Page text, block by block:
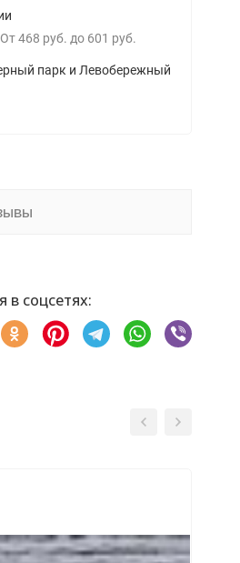
От 468 руб. до 601 руб.
парк и Левобережный
в соцсетях: